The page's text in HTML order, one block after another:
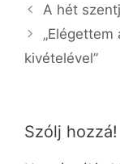
A hét
kivételével”
Szólj hozzá!